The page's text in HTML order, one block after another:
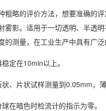
粗略的评价方法，想要准确的
雾影。适用于一切透明、半透
的测量，在工业生产中具有广泛
定在10min以上。
、片状试样测量到0.05mm，
在暗色时检流计的指示为零。